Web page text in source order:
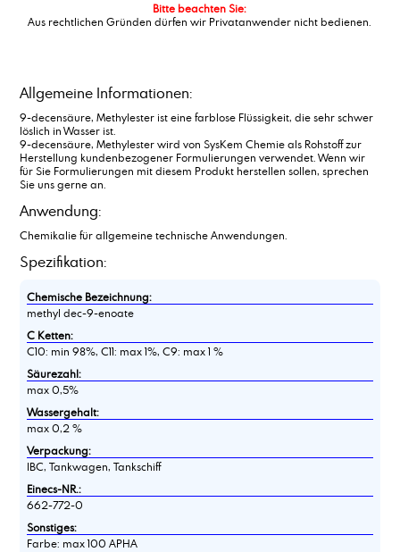
Bitte beachten Sie:
Aus rechtlichen Gründen dürfen wir Privatanwender nicht bedienen.
Allgemeine Informationen:
9-decensäure, Methylester ist eine farblose Flüssigkeit, die sehr schwer
löslich in Wasser ist.
9-decensäure, Methylester wird von SysKem Chemie als Rohstoff zur
Herstellung kundenbezogener Formulierungen verwendet. Wenn wir
für Sie Formulierungen mit diesem Produkt herstellen sollen, sprechen
Sie uns gerne an.
Anwendung:
Chemikalie für allgemeine technische Anwendungen.
Spezifikation:
Chemische Bezeichnung:
methyl dec-9-enoate
C Ketten:
C10: min 98%, C11: max 1%, C9: max 1 %
Säurezahl:
max 0,5%
Wassergehalt:
max 0,2 %
Verpackung:
IBC, Tankwagen, Tankschiff
Einecs-NR.:
662-772-0
Sonstiges:
Farbe: max 100 APHA